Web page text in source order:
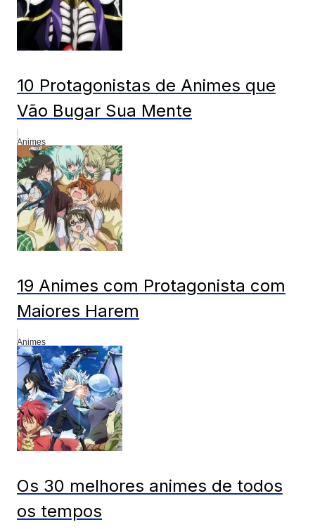
10 Protagonistas de Animes que
Vão Bugar Sua Mente
Animes
19 Animes com Protagonista com
Maiores Harem
Animes
Os 30 melhores animes de todos
os tempos